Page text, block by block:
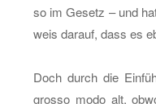
so im Ge­setz – und
weis dar­auf, dass es
Doch durch die
gros­so modo alt,